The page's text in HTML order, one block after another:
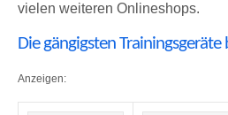
vielen weiteren Onlineshops.
Die gängigsten Trainingsgeräte
Anzeigen: